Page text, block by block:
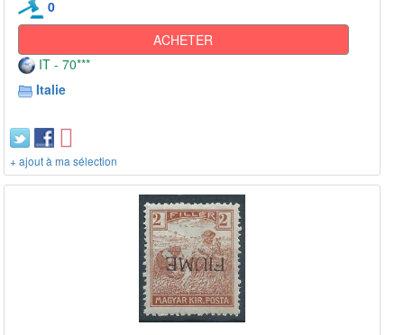
0
ACHETER
IT - 70***
Italie
+ ajout à ma sélection